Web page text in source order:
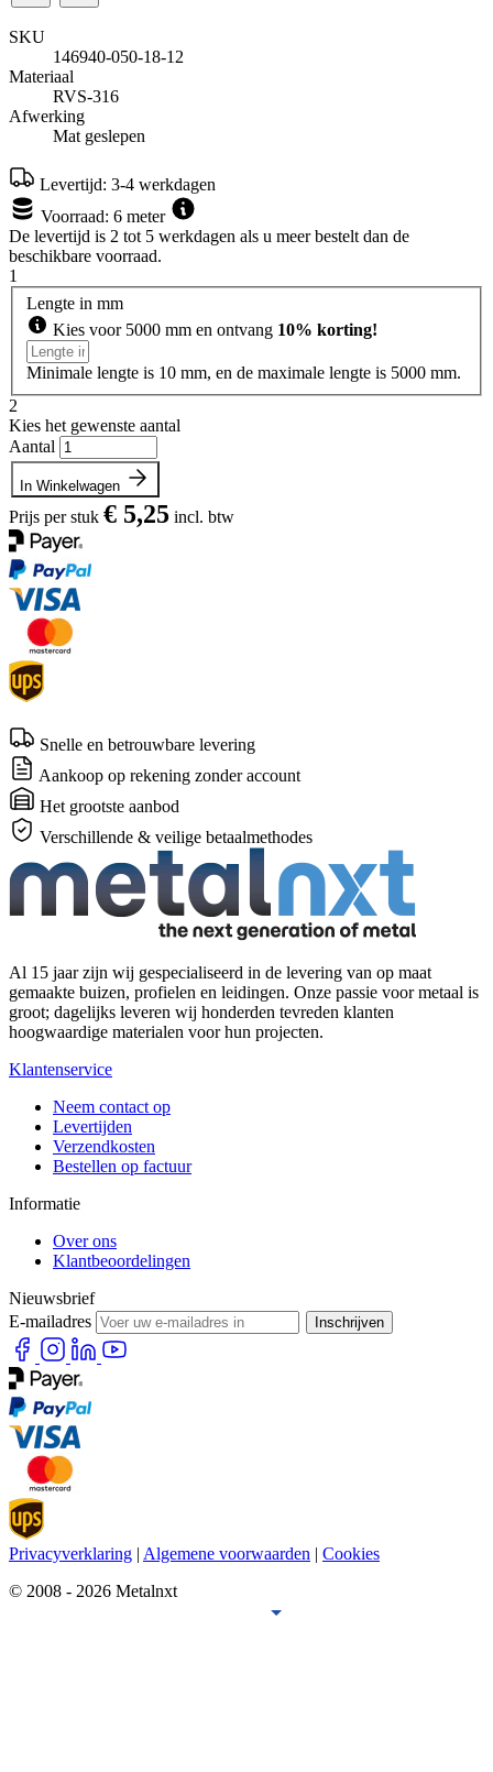
SKU
146940-050-18-12
Materiaal
RVS-316
Afwerking
Mat geslepen
Levertijd: 3-4 werkdagen
Voorraad: 6 meter
De levertijd is 2 tot 5 werkdagen als u meer bestelt dan de
beschikbare voorraad.
1
Lengte in mm
Kies voor 5000 mm en ontvang 10% korting!
Minimale lengte is 10 mm, en de maximale lengte is 5000 mm.
2
Kies het gewenste aantal
Aantal
In Winkelwagen
Prijs per stuk € 5,25 incl. btw
Snelle en betrouwbare levering
Aankoop op rekening zonder account
Het grootste aanbod
Verschillende & veilige betaalmethodes
Al 15 jaar zijn wij gespecialiseerd in de levering van op maat
gemaakte buizen, profielen en leidingen. Onze passie voor metaal is
groot; dagelijks leveren wij honderden tevreden klanten
hoogwaardige materialen voor hun projecten.
Klantenservice
Neem contact op
Levertijden
Verzendkosten
Bestellen op factuur
Informatie
Over ons
Klantbeoordelingen
Nieuwsbrief
E-mailadres
Inschrijven
Privacyverklaring | Algemene voorwaarden | Cookies
© 2008 - 2026 Metalnxt